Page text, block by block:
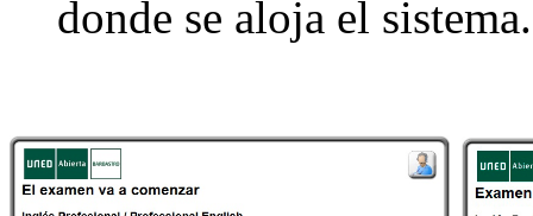
donde se aloja el sistema.